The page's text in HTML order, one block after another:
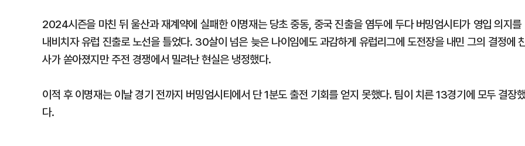
2024시즌을 마친 뒤 울산과 재계약에 실패한 이명재는 당초 중동, 중국 진출을 염두에 두다 버밍엄시티가 영입 의지를
내비치자 유럽 진출로 노선을 틀었다. 30살이 넘은 늦은 나이임에도 과감하게 유럽리그에 도전장을 내민 그의 결정에
사가 쏟아졌지만 주전 경쟁에서 밀려난 현실은 냉정했다.
이적 후 이명재는 이날 경기 전까지 버밍엄시티에서 단 1분도 출전 기회를 얻지 못했다. 팀이 치른 13경기에 모두 결장
다.